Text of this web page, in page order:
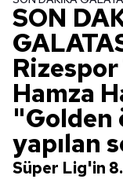
SON
Hamza
"Golden
yapılan
Süper Lig'in